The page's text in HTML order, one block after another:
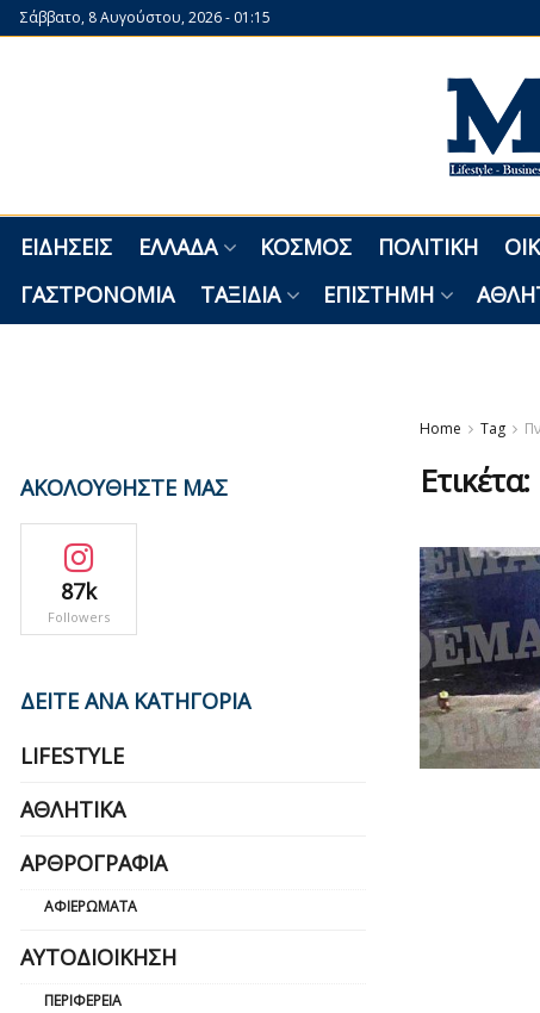
Σάββατο, 8 Αυγούστου, 2026 - 01:15
ΕΙΔΉΣΕΙΣ ΕΛΛΆΔΑ ΚΌΣΜΟΣ ΠΟΛΙΤΙΚΉ
ΓΑΣΤΡΟΝΟΜΊΑ
ΤΑΞΊΔΙΑ ΕΠΙΣΤΉΜΗ
Home Tag
Ετικέτα:
ΑΚΟΛΟΥΘΗΣΤΕ ΜΑΣ
87k
Followers
ΔΕΙΤΕ ΑΝΑ ΚΑΤΗΓΟΡΙΑ
LIFESTYLE
ΑΘΛΗΤΙΚΆ
ΑΡΘΡΟΓΡΑΦΊΑ
ΑΦΙΕΡΏΜΑΤΑ
ΑΥΤΟΔΙΟΊΚΗΣΗ
ΠΕΡΙΦΈΡΕΙΑ